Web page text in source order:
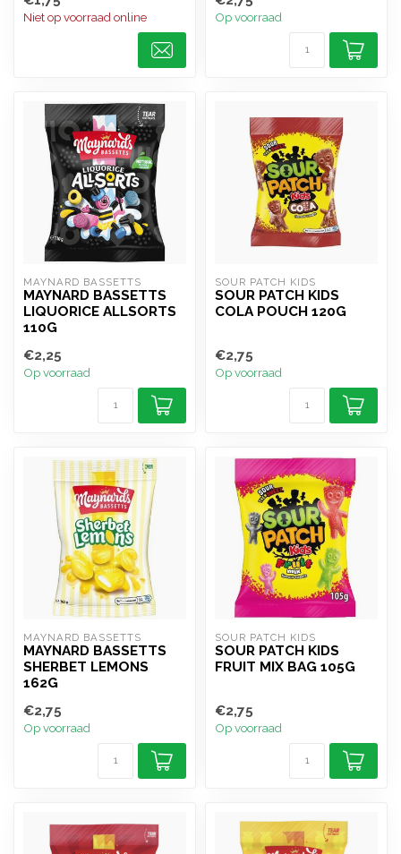
Niet op voorraad online Op voorraad
MAYNARD BASSETTS
MAYNARD BASSETTS
LIQUORICE ALLSORTS
110G
€2,25
Op voorraad
SOUR PATCH KIDS
SOUR PATCH KIDS
COLA POUCH 120G
€2,75
Op voorraad
MAYNARD BASSETTS
MAYNARD BASSETTS
SHERBET LEMONS
162G
€2,75
Op voorraad
SOUR PATCH KIDS
SOUR PATCH KIDS
FRUIT MIX BAG 105G
€2,75
Op voorraad